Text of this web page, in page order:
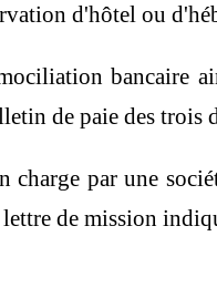
d'hôtel ou
bancaire
de paie des trois
charge par une
de mission